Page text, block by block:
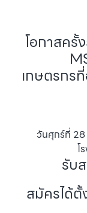
โอกาสค
เกษตรกร
วันศุกร์ที่ 28
โ
รับ
สมัครได้